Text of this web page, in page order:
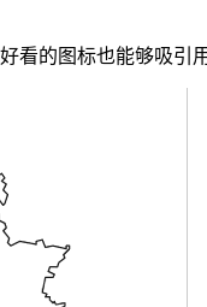
看的图标也能够吸